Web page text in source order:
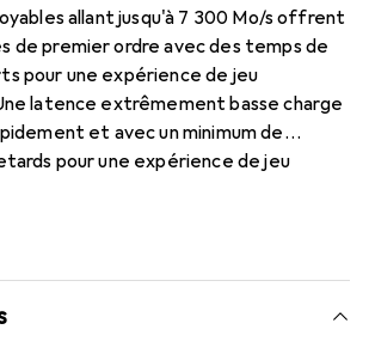
allant jusqu'à 7 300 Mo/s offrent
de premier ordre avec des temps de
pour une expérience de jeu
latence extrêmement basse charge
et avec un minimum de
pour une expérience de jeu
nécessiter jusqu'à 200 Go ou plus
4 To signifie que vous avez plus de jeux
et pouvez rapidement plonger dans